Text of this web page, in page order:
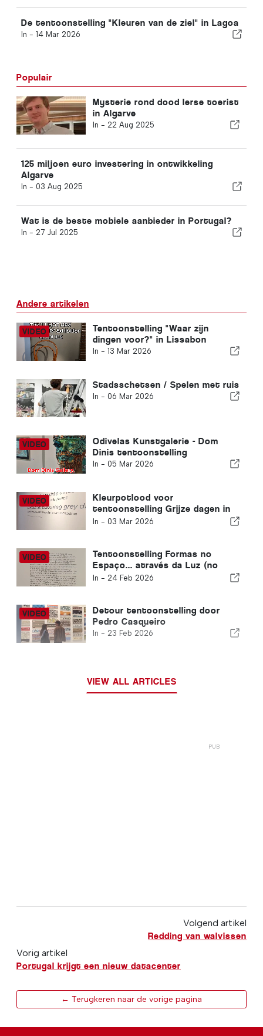
De tentoonstelling "Kleuren van de ziel" in Lagoa
In - 14 Mar 2026
Populair
Mysterie rond dood Ierse toerist
in Algarve
In - 22 Aug 2025
125 miljoen euro investering in ontwikkeling
Algarve
In - 03 Aug 2025
Wat is de beste mobiele aanbieder in Portugal?
In - 27 Jul 2025
Andere artikelen
Tentoonstelling "Waar zijn
dingen voor?" in Lissabon
In - 13 Mar 2026
Stadsschetsen / Spelen met ruis
In - 06 Mar 2026
Odivelas Kunstgalerie - Dom
Dinis tentoonstelling
In - 05 Mar 2026
Kleurpotlood voor
tentoonstelling Grijze dagen in
Lissabon
In - 03 Mar 2026
Tentoonstelling Formas no
Espaço... através da Luz (no
Tempo) door Cerith Wyn Evans
In - 24 Feb 2026
Detour tentoonstelling door
Pedro Casqueiro
In - 23 Feb 2026
VIEW ALL ARTICLES
Volgend artikel
Redding van walvissen
Vorig artikel
Portugal krijgt een nieuw datacenter
← Terugkeren naar de vorige pagina